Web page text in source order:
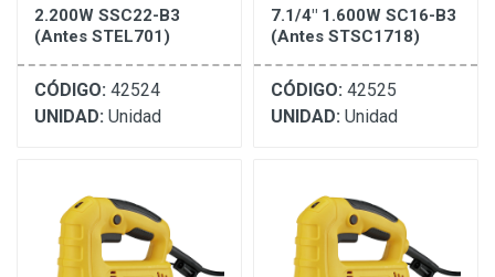
2.200W SSC22-B3
(Antes STEL701)
CÓDIGO: 42524
UNIDAD: Unidad
7.1/4" 1.600W SC16-B3
(Antes STSC1718)
CÓDIGO: 42525
UNIDAD: Unidad